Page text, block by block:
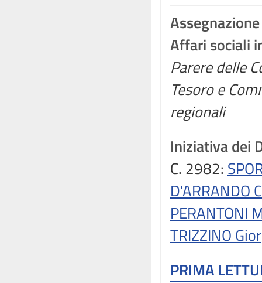
Assegnazione
Affari sociali
Parere delle
Tesoro e
regionali
Iniziativa dei
C. 2982:
D'ARRANDO
PERANTONI
TRIZZINO
PRIMA